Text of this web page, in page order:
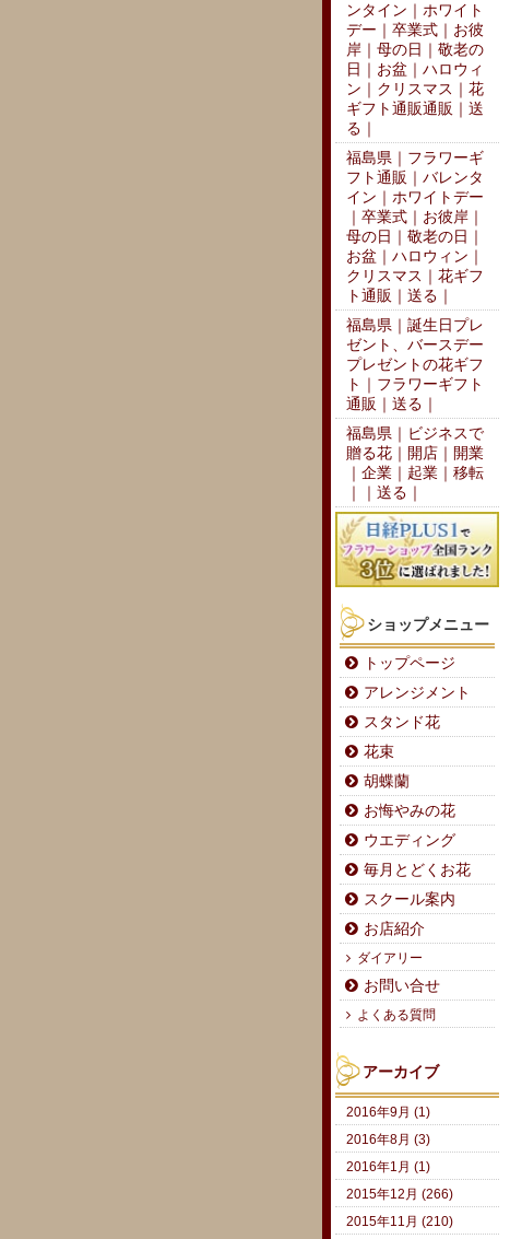
ンタイン｜ホワイト
デー｜卒業式｜お彼
岸｜母の日｜敬老の
日｜お盆｜ハロウィ
ン｜クリスマス｜花
ギフト通販通販｜送
る｜
福島県｜フラワーギ
フト通販｜バレンタ
イン｜ホワイトデー
｜卒業式｜お彼岸｜
母の日｜敬老の日｜
お盆｜ハロウィン｜
クリスマス｜花ギフ
ト通販｜送る｜
福島県｜誕生日プレ
ゼント、バースデー
プレゼントの花ギフ
ト｜フラワーギフト
通販｜送る｜
福島県｜ビジネスで
贈る花｜開店｜開業
｜企業｜起業｜移転
｜｜送る｜
ショップメニュー
トップページ
アレンジメント
スタンド花
花束
胡蝶蘭
お悔やみの花
ウエディング
毎月とどくお花
スクール案内
お店紹介
ダイアリー
お問い合せ
よくある質問
アーカイブ
2016年9月 (1)
2016年8月 (3)
2016年1月 (1)
2015年12月 (266)
2015年11月 (210)